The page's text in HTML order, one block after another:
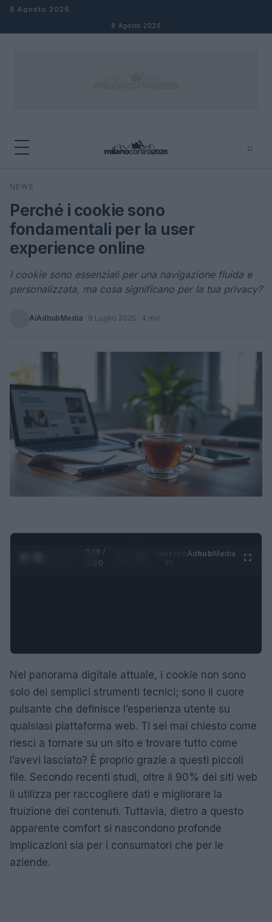
Salta al contenuto
8 Agosto 2026
8 Agosto 2026
⌕
Cerca
NEWS
Perché i cookie sono
fondamentali per la user
experience online
I cookie sono essenziali per una navigazione fluida e
personalizzata, ma cosa significano per la tua privacy?
AiAdhubMedia · 9 Luglio 2025 · 4 min
0:29 /
1:20
AdhubMedia
Nel panorama digitale attuale, i cookie non sono
solo dei semplici strumenti tecnici; sono il cuore
pulsante che definisce l’esperienza utente su
qualsiasi piattaforma web. Ti sei mai chiesto come
riesci a tornare su un sito e trovare tutto come
l’avevi lasciato? È proprio grazie a questi piccoli
file. Secondo recenti studi, oltre il 90% dei siti web
li utilizza per raccogliere dati e migliorare la
fruizione dei contenuti. Tuttavia, dietro a questo
apparente comfort si nascondono profonde
implicazioni sia per i consumatori che per le
aziende.